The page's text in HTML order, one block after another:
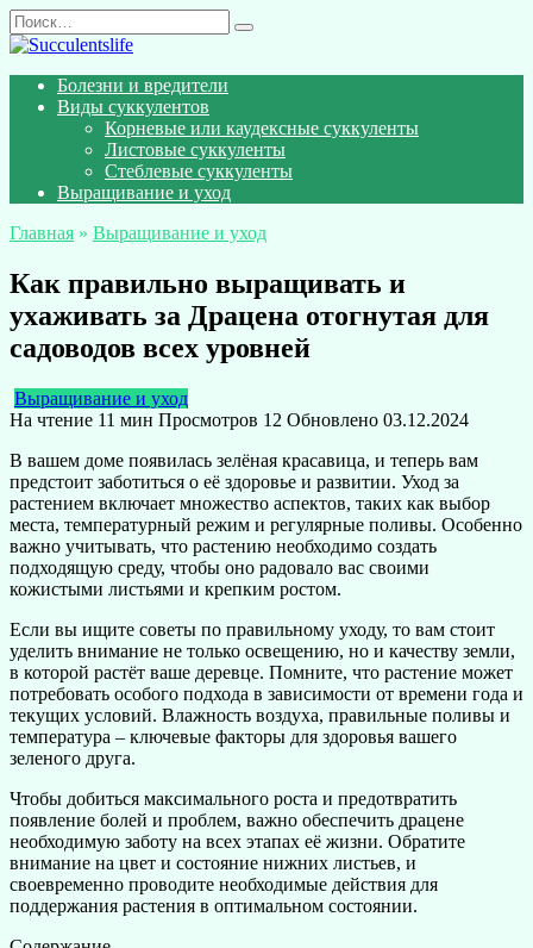
Перейти
к
Search
for:
Болезни и вредители
Виды суккулентов
Корневые или каудексные суккуленты
Листовые суккуленты
Стеблевые суккуленты
Выращивание и уход
Главная » Выращивание и уход
Как правильно выращивать и
ухаживать за Драцена отогнутая для
садоводов всех уровней
Выращивание и уход
На чтение 11 мин Просмотров 12 Обновлено 03.12.2024
В вашем доме появилась зелёная красавица, и теперь вам
предстоит заботиться о её здоровье и развитии. Уход за
растением включает множество аспектов, таких как выбор
места, температурный режим и регулярные поливы. Особенно
важно учитывать, что растению необходимо создать
подходящую среду, чтобы оно радовало вас своими
кожистыми листьями и крепким ростом.
Если вы ищите советы по правильному уходу, то вам стоит
уделить внимание не только освещению, но и качеству земли,
в которой растёт ваше деревце. Помните, что растение может
потребовать особого подхода в зависимости от времени года и
текущих условий. Влажность воздуха, правильные поливы и
температура – ключевые факторы для здоровья вашего
зеленого друга.
Чтобы добиться максимального роста и предотвратить
появление болей и проблем, важно обеспечить драцене
необходимую заботу на всех этапах её жизни. Обратите
внимание на цвет и состояние нижних листьев, и
своевременно проводите необходимые действия для
поддержания растения в оптимальном состоянии.